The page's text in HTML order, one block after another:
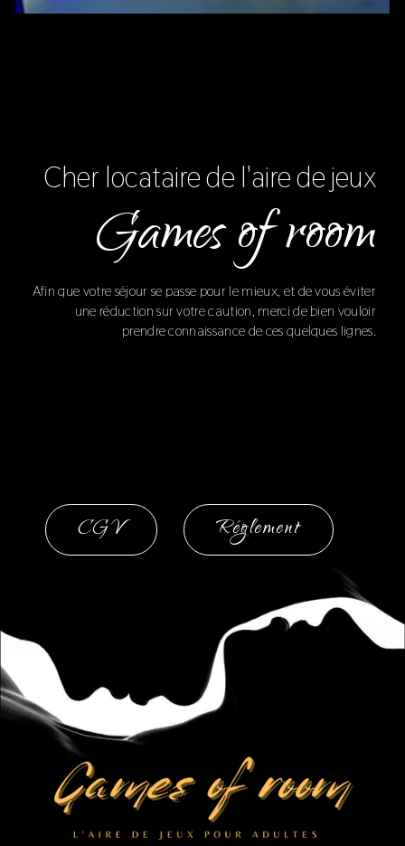
Cher locataire de l'aire de jeux
Games of room
Afin que votre séjour se passe pour le mieux, et de vous éviter
une réduction sur votre caution, merci de bien vouloir
prendre connaissance de ces quelques lignes.
CGV Réglement